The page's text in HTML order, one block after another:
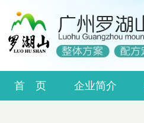
首 页 企业简介